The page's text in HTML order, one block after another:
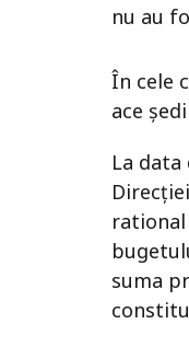
nu au
În cele
ace
La
suma